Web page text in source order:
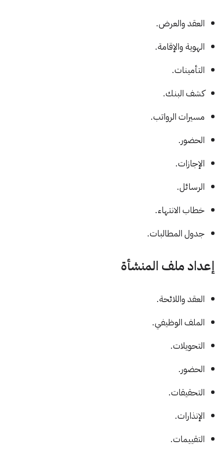
العقد والعرض.
الهوية والإقامة.
التأمينات.
كشف البنك.
مسيرات الرواتب.
الحضور.
الإجازات.
الرسائل.
خطاب الانتهاء.
جدول المطالبات.
إعداد ملف المنشأة
العقد واللائحة.
الملف الوظيفي.
التحويلات.
الحضور.
التحقيقات.
الإنذارات.
التقييمات.